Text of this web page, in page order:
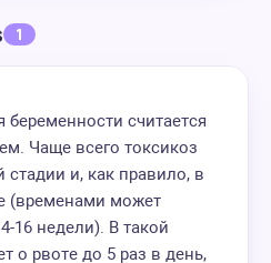
1
считается
Чаще всего токсикоз
стадии и, как правило, в
(временами может
16 недели). В такой
о рвоте до 5 раз в день,